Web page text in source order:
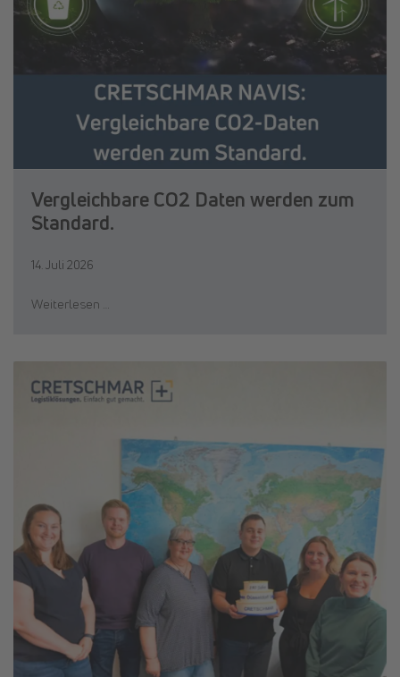
Vergleichbare CO2 Daten werden zum
Standard.
14. Juli 2026
Weiterlesen …